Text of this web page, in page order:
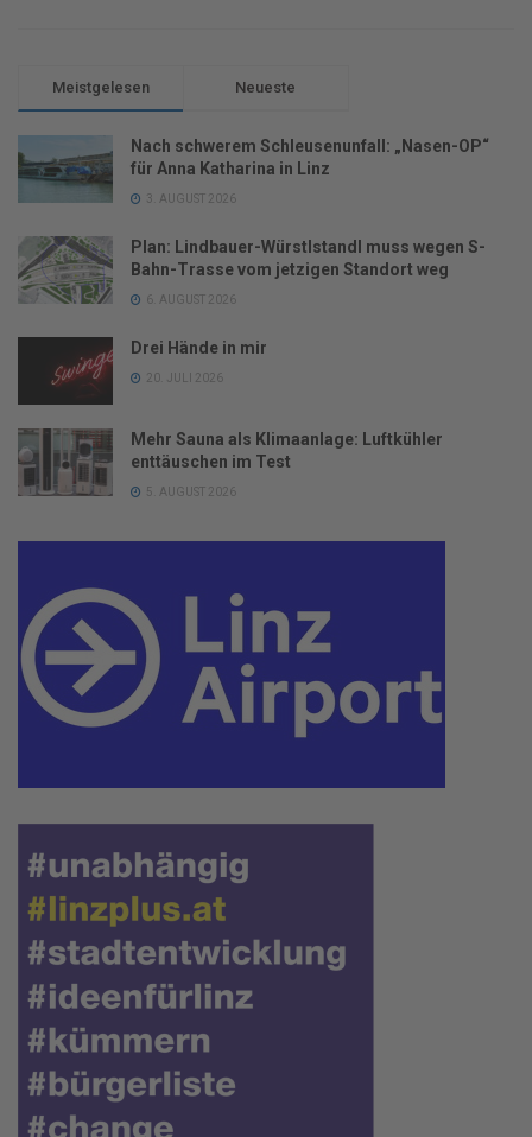
Meistgelesen Neueste
Nach schwerem Schleusenunfall: „Nasen-OP“
für Anna Katharina in Linz
3. AUGUST 2026
Plan: Lindbauer-Würstlstandl muss wegen S-
Bahn-Trasse vom jetzigen Standort weg
6. AUGUST 2026
Drei Hände in mir
20. JULI 2026
Mehr Sauna als Klimaanlage: Luftkühler
enttäuschen im Test
5. AUGUST 2026